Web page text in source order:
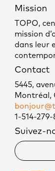
Mission
TOPO,
mission
dans leur
Contact
5445,
Montréal,
1-514-279-
Suivez-